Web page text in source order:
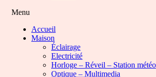
Menu
Accueil
Maison
Éclairage
Electricité
Horloge – Réveil – Station météo
Optique – Multimedia